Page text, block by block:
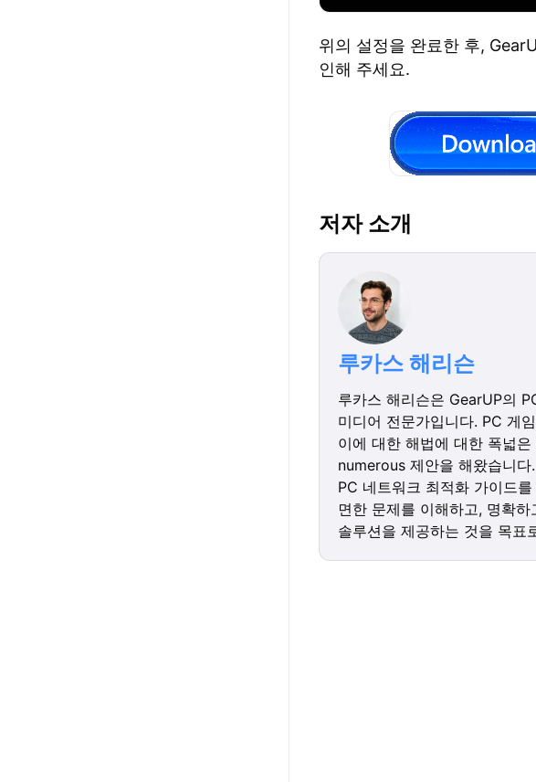
위의 설정을 완료한 후,
인해 주세요.
저자 소개
루카스 해리슨
루카스 해리슨은 GearUP의
미디어 전문가입니다. PC 게
이에 대한 해법에 대한 폭넓
numerous 제안을 해왔습니
PC 네트워크 최적화 가이드
면한 문제를 이해하고, 명확
솔루션을 제공하는 것을 목표